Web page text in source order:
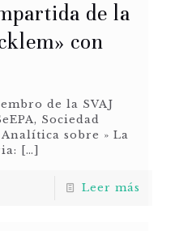
de la
con
de la SVAJ
Sociedad
sobre » La
[…]
Leer más